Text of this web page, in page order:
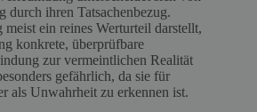
durch ihren Tatsachenbezug.
ein reines Werturteil darstellt,
konkrete, überprüfbare
zur vermeintlichen Realität
gefährlich, da sie für
als Unwahrheit zu erkennen ist.